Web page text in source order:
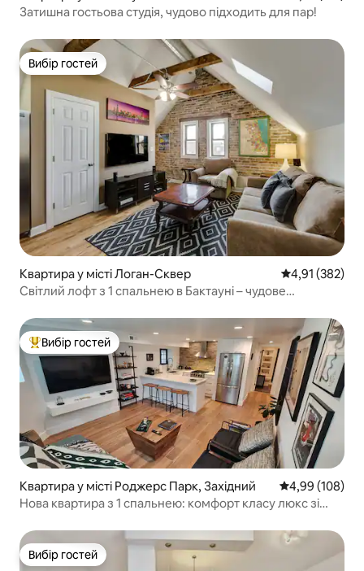
Затишна гостьова студія, чудово підходить для пар!
Вибір гостей
Вибір гостей
Квартира у місті Логан-Сквер Середня
4,91 (382)
Світлий лофт з 1 спальнею в Бактауні – чудове
Топ вибір гостей
Вибір гостей
Квартира у місті Роджерс Парк, Західний Середня
4,99 (108)
Нова квартира з 1 спальнею: комфорт класу люкс зі
Вибір гостей
Вибір гостей